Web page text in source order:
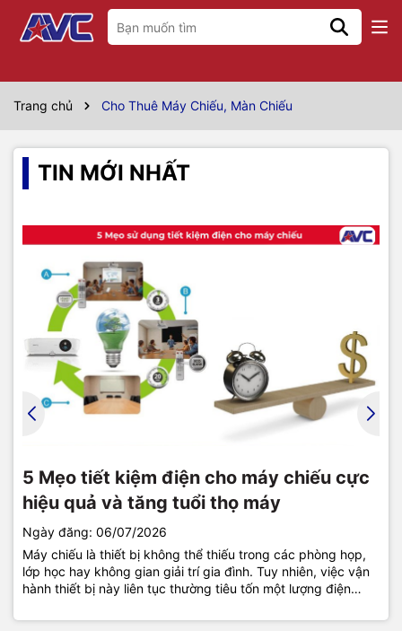
Trang chủ Cho Thuê Máy Chiếu, Màn Chiếu
TIN MỚI NHẤT
Cách sử dụng điều khiển máy chiếu
Epson đơn giản, chính xác từ A-Z
Giải mã các thuật ngữ cơ bản từ A - Z về
máy chiếu
5 Mẹo tiết kiệm điện cho máy chiếu cực
hiệu quả và tăng tuổi thọ máy
Ngày đăng: 06/07/2026
Máy chiếu là thiết bị không thể thiếu trong các phòng họp,
lớp học hay không gian giải trí gia đình. Tuy nhiên, việc vận
hành thiết bị này liên tục thường tiêu tốn một lượng điện
Hướng dẫn xóa giờ cho máy chiếu Epson
đơn giản nhất